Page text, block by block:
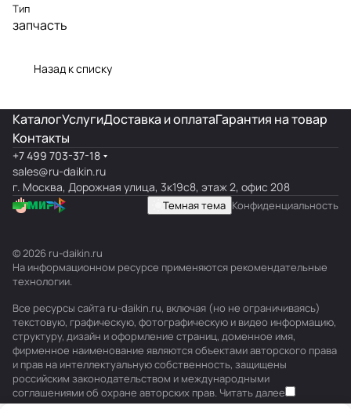
Тип
запчасть
Назад к списку
КаталогУслугиДоставка и оплатаГарантия на товар
Контакты
+7 499 703-37-18
sales@ru-daikin.ru
г. Москва, Дорожная улица, 3к19с8, этаж 2, офис 208
Темная тема Конфиденциальность
© 2026 ru-daikin.ru
На информационном ресурсе применяются рекомендательные
технологии.
Все ресурсы сайта ru-daikin.ru, включая (но не ограничиваясь)
текстовую, графическую, фотографическую и видео информацию,
структуру, дизайн и оформление страниц, доменное имя,
фирменное наименование являются объектами авторского права
и прав на интеллектуальную собственность, защищены
российским законодательством и международными
соглашениями об охране авторских прав. Читать далее